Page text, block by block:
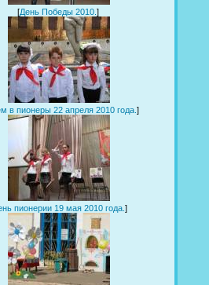
[День Победы 2010.]
в пионеры 22 апреля 2010 года. ]
пионерии 19 мая 2010 года. ]